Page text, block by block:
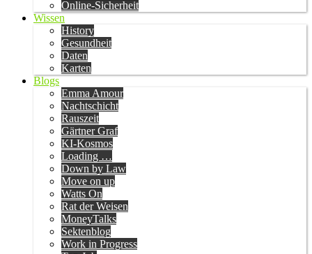
Online-Sicherheit
Wissen
History
Gesundheit
Daten
Karten
Blogs
Emma Amour
Nachtschicht
Rauszeit
Gärtner Graf
KI-Kosmos
Loading …
Down by Law
Move on up
Watts On
Rat der Weisen
MoneyTalks
Sektenblog
Work in Progress